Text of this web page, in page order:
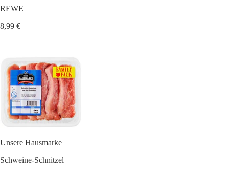
REWE
8,99 €
Unsere Hausmarke
Schweine-Schnitzel